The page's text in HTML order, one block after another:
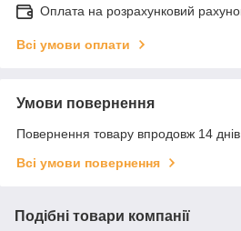
Оплата на розрахунковий
Всі умови оплати
Умови повернення
Повернення товару впродовж 14
Всі умови повернення
Подібні товари компанії